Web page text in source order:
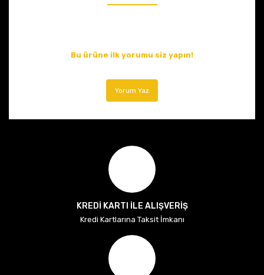
Bu ürüne ilk yorumu siz yapın!
Yorum Yaz
KREDİ KARTI İLE ALIŞVERİŞ
Kredi Kartlarına Taksit İmkanı